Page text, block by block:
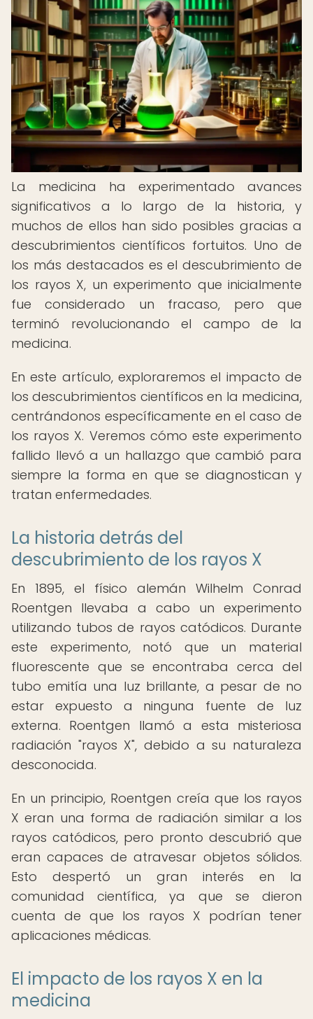
La medicina ha experimentado avances
significativos a lo largo de la historia, y
muchos de ellos han sido posibles gracias a
descubrimientos científicos fortuitos. Uno de
los más destacados es el descubrimiento de
los rayos X, un experimento que inicialmente
fue considerado un fracaso, pero que
terminó revolucionando el campo de la
medicina.
En este artículo, exploraremos el impacto de
los descubrimientos científicos en la medicina,
centrándonos específicamente en el caso de
los rayos X. Veremos cómo este experimento
fallido llevó a un hallazgo que cambió para
siempre la forma en que se diagnostican y
tratan enfermedades.
La historia detrás del
descubrimiento de los rayos X
En 1895, el físico alemán Wilhelm Conrad
Roentgen llevaba a cabo un experimento
utilizando tubos de rayos catódicos. Durante
este experimento, notó que un material
fluorescente que se encontraba cerca del
tubo emitía una luz brillante, a pesar de no
estar expuesto a ninguna fuente de luz
externa. Roentgen llamó a esta misteriosa
radiación "rayos X", debido a su naturaleza
desconocida.
En un principio, Roentgen creía que los rayos
X eran una forma de radiación similar a los
rayos catódicos, pero pronto descubrió que
eran capaces de atravesar objetos sólidos.
Esto despertó un gran interés en la
comunidad científica, ya que se dieron
cuenta de que los rayos X podrían tener
aplicaciones médicas.
El impacto de los rayos X en la
medicina